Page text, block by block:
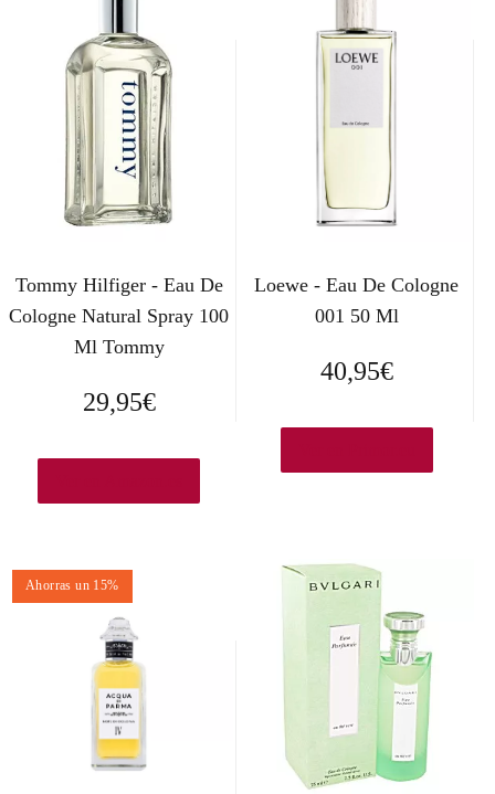
Tommy Hilfiger - Eau De
Cologne Natural Spray 100
Ml Tommy
29,95€
Loewe - Eau De Cologne
001 50 Ml
40,95€
Ahorras un 15%